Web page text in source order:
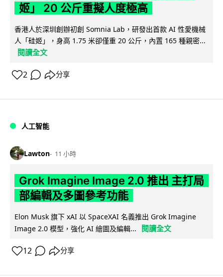
姬」 20 公斤重擬人度極高
香港人於深圳創辦初創 Somnia Lab，研發出首款 AI 性愛機械
人「硅姬」，身高 1.75 米卻僅重 20 公斤，內置 165 種親密...
閱讀全文
2 分享
人工智能
Lawton 11 小時
Grok Imagine Image 2.0 推出 主打局
部編輯及多圖參考功能
Elon Musk 旗下 xAI 以 SpaceXAI 名義推出 Grok Imagine
Image 2.0 模型，強化 AI 繪圖及編輯...
閱讀全文
12 分享